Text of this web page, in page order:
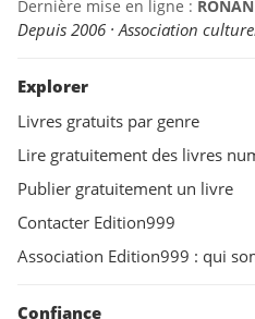
Dernière mise en ligne : RONAN
Depuis 2006 · Association
Explorer
Livres gratuits par genre
Lire gratuitement des livres
Publier gratuitement un livre
Contacter Edition999
Association Edition999 : qui
Confiance